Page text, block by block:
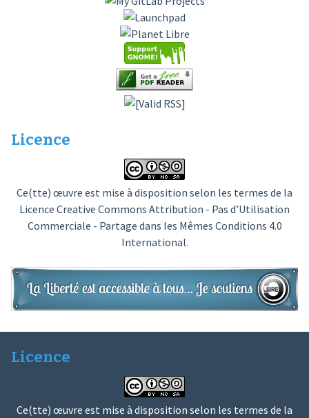
Licence
Ce(tte) œuvre est mise à disposition selon les termes de la
Licence Creative Commons Attribution - Pas d’Utilisation
Commerciale - Partage dans les Mêmes Conditions 4.0
International.
Licence
Ce(tte) œuvre est mise à disposition selon les termes de la